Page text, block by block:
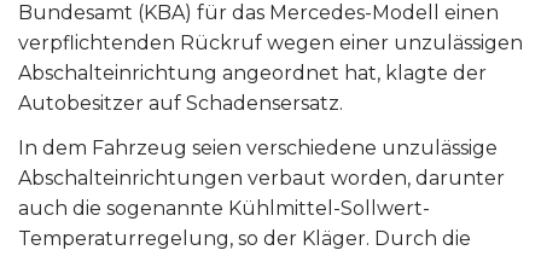
Bundesamt (KBA) für das Mercedes-Modell einen
verpflichtenden Rückruf wegen einer unzulässigen
Abschalteinrichtung angeordnet hat, klagte der
Autobesitzer auf Schadensersatz.
In dem Fahrzeug seien verschiedene unzulässige
Abschalteinrichtungen verbaut worden, darunter
auch die sogenannte Kühlmittel-Sollwert-
Temperaturregelung, so der Kläger. Durch die